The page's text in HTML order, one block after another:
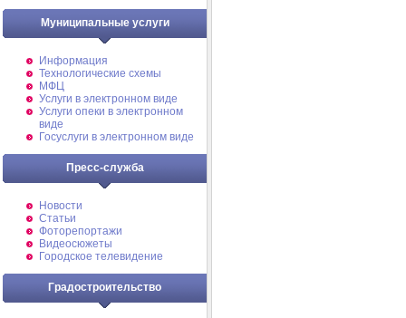
Муниципальные услуги
Информация
Технологические схемы
МФЦ
Услуги в электронном виде
Услуги опеки в электронном
виде
Госуслуги в электронном виде
Пресс-служба
Новости
Статьи
Фоторепортажи
Видеосюжеты
Городское телевидение
Градостроительство